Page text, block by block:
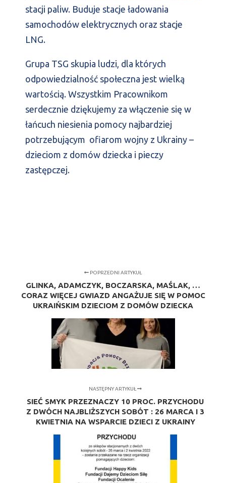
stacji paliw. Buduje stacje ładowania
samochodów elektrycznych oraz stacje
LNG.
Grupa TSG skupia ludzi, dla których
odpowiedzialność społeczna jest wielką
wartością. Wszystkim Pracownikom
serdecznie dziękujemy za włączenie się w
łańcuch niesienia pomocy najbardziej
potrzebującym ofiarom wojny z Ukrainy –
dzieciom z domów dziecka i pieczy
zastępczej.
POPRZEDNI ARTYKUŁ
GLINKA, ADAMCZYK, BOCZARSKA, MAŚLAK, …
CORAZ WIĘCEJ GWIAZD ANGAŻUJE SIĘ W POMOC
UKRAIŃSKIM DZIECIOM Z DOMÓW DZIECKA
NASTĘPNY ARTYKUŁ
SIEĆ SMYK PRZEZNACZY 10 PROC. PRZYCHODU
Z DWÓCH NAJBLIŻSZYCH SOBÓT : 26 MARCA I 3
KWIETNIA NA WSPARCIE DZIECI Z UKRAINY